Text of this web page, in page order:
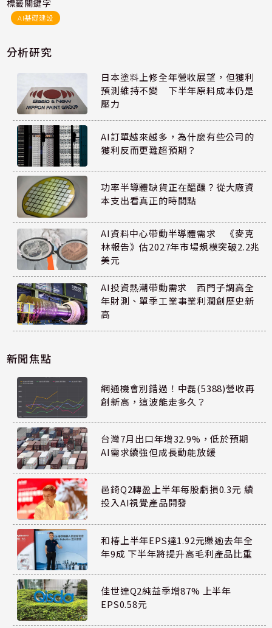
標籤關鍵字
AI基礎建設
分析研究
日本塗料上修全年營收展望，但獲利
預測維持不變 下半年原料成本仍是
壓力
AI訂單越來越多，為什麼有些公司的
獲利反而更難超預期？
功率半導體缺貨正在醞釀？從大廠資
本支出看真正的時間點
AI資料中心帶動半導體需求 《麥克
林報告》估2027年市場規模突破2.2兆
美元
AI投資熱潮帶動需求 西門子調高全
年財測、單季工業事業利潤創歷史新
高
新聞焦點
網通機會別錯過！中磊(5388)營收再
創新高，這波能走多久？
台灣7月出口年增32.9%，低於預期
AI需求續強但成長動能放緩
邑錡Q2轉盈上半年每股虧損0.3元 續
投入AI視覺產品開發
和椿上半年EPS達1.92元賺逾去年全
年9成 下半年將提升高毛利產品比重
佳世達Q2純益季增87% 上半年
EPS0.58元